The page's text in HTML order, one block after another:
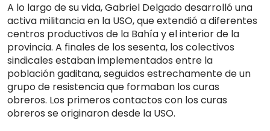
A lo largo de su vida, Gabriel Delgado desarrolló una
activa militancia en la USO, que extendió a diferentes
centros productivos de la Bahía y el interior de la
provincia. A finales de los sesenta, los colectivos
sindicales estaban implementados entre la
población gaditana, seguidos estrechamente de un
grupo de resistencia que formaban los curas
obreros. Los primeros contactos con los curas
obreros se originaron desde la USO.